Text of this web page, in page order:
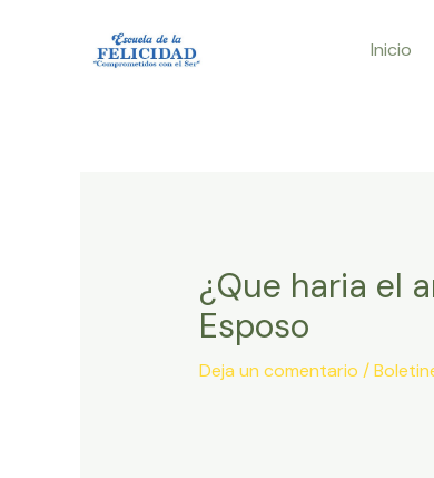
Inicio
¿Que haria el
Esposo
Deja un comentario /